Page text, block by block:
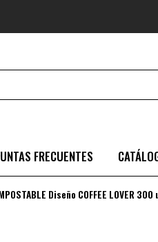
FRECUENTES
Diseño COFFEE LOVER